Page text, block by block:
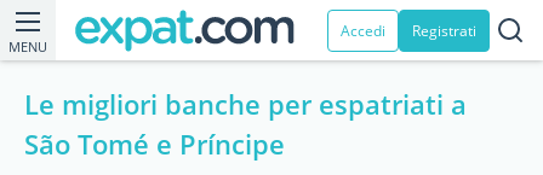
MENU
Accedi Registrati
Le migliori banche per espatriati a
São Tomé e Príncipe